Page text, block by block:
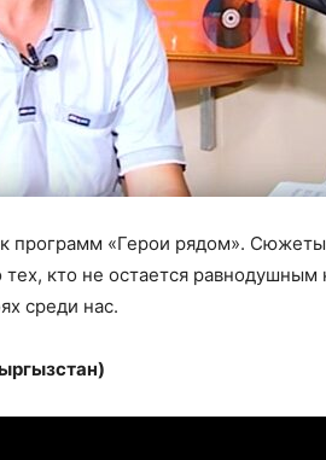
программ «Герои рядом». Сюжеты
кто не остается
среди нас.